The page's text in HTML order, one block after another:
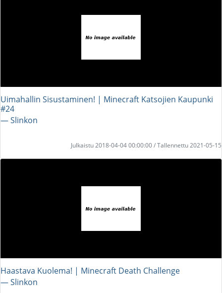
Uimahallin Sisustaminen! | Minecraft Katsojien Kaupunki
#24
― Slinkon
Julkaistu 2018-04-04 00:00:00 / Tallennettu 2021-05-15
Haastava Kuolema! | Minecraft Death Challenge
― Slinkon